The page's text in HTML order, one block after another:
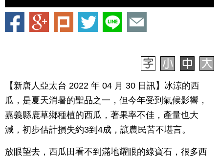
【新唐人亞太台 2022 年 04 月 30 日訊】冰涼的西
瓜，是夏天消暑的聖品之一，但今年受到氣候影響，
嘉義縣鹿草鄉種植的西瓜，著果率不佳，產量也大
減，初步估計損失約3到4成，讓農民苦不堪言。
放眼望去，西瓜田看不到滿地耀眼的綠寶石，很多西